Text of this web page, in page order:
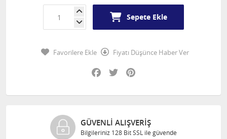
Sepete Ekle
Favorilere Ekle
Fiyatı Düşünce Haber Ver
Facebook
Twitter
GÜVENLI ALIŞVERIŞ
Bilgileriniz 128 Bit SSL ile güvende